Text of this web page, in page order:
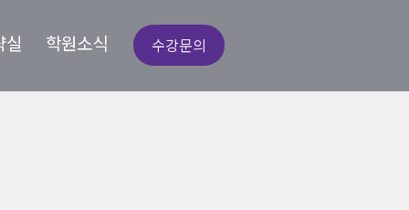
수강문의
실 학원소식